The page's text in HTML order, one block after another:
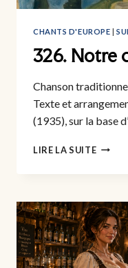
CHANTS D'EUROPE |
326. Notre
Chanson
Texte et
(1935), sur la base
LIRE LA SUITE326.
HAUT